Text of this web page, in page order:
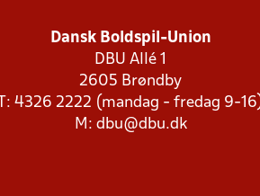
Dansk Boldspil-Union
DBU Allé 1
2605 Brøndby
T: 4326 2222 (mandag - fredag 9-
M: dbu@dbu.dk